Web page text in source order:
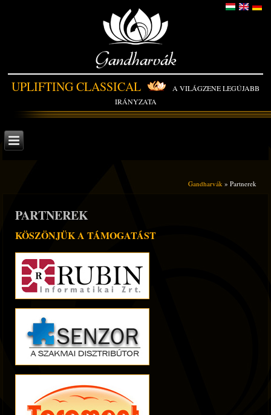
Gandharvák
UPLIFTING CLASSICAL
A VILÁGZENE LEGÚJABB
IRÁNYZATA
Gandharvák » Partnerek
PARTNEREK
KÖSZÖNJÜK A TÁMOGATÁST